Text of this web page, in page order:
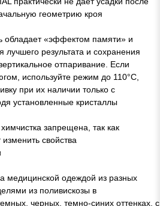
геометрию кроя
обладает «эффектом памяти» и
лучшего результата и сохранения
отпаривание. Если
используйте режим до 110°C,
при их наличии только с
установленные кристаллы
запрещена, так как
свойства
медицинской одеждой из разных
из поливискозы в
черных, темно-синих оттенках, с